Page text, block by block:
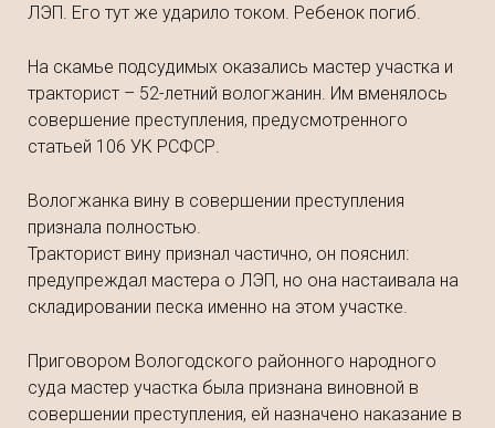
ЛЭП. Его тут же ударило током. Ребенок погиб.
На скамье подсудимых оказались мастер участка и
тракторист – 52-летний вологжанин. Им вменялось
совершение преступления, предусмотренного
статьей 106 УК РСФСР.
Вологжанка вину в совершении преступления
признала полностью.
Тракторист вину признал частично, он пояснил:
предупреждал мастера о ЛЭП, но она настаивала на
складировании песка именно на этом участке.
Приговором Вологодского районного народного
суда мастер участка была признана виновной в
совершении преступления, ей назначено наказание в